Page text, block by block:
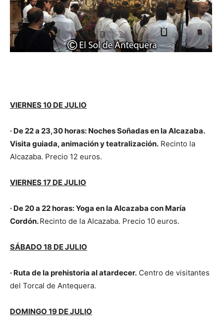
VIERNES 10 DE JULIO
· De 22 a 23,30 horas: Noches Soñadas en la Alcazaba.
Visita guiada, animación y teatralización. Recinto la
Alcazaba. Precio 12 euros.
VIERNES 17 DE JULIO
· De 20 a 22 horas: Yoga en la Alcazaba con María
Cordón.Recinto de la Alcazaba. Precio 10 euros.
SÁBADO 18 DE JULIO
· Ruta de la prehistoria al atardecer. Centro de visitantes
del Torcal de Antequera.
DOMINGO 19 DE JULIO